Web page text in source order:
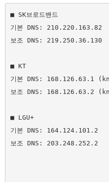
■ SK브로드밴드
기본 DNS: 210.220.163.82
보조 DNS: 219.250.36.130
■ KT
기본 DNS: 168.126.63.1
보조 DNS: 168.126.63.2
■ LGU+
기본 DNS: 164.124.101.2
보조 DNS: 203.248.252.2